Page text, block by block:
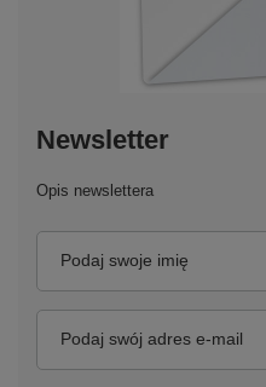
Newsletter
Opis newslettera
Podaj swoje imię
Podaj swój adres e-mail